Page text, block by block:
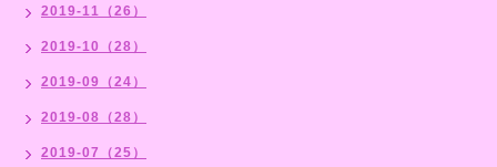
2019-11（26）
2019-10（28）
2019-09（24）
2019-08（28）
2019-07（25）